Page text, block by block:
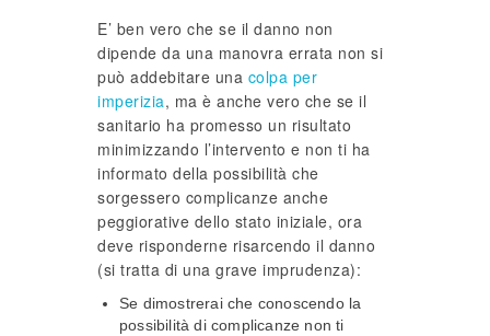
E’ ben vero che se il danno non
dipende da una manovra errata non si
può addebitare una colpa per
imperizia, ma è anche vero che se il
sanitario ha promesso un risultato
minimizzando l’intervento e non ti ha
informato della possibilità che
sorgessero complicanze anche
peggiorative dello stato iniziale, ora
deve risponderne risarcendo il danno
(si tratta di una grave imprudenza):
Se dimostrerai che conoscendo la
possibilità di complicanze non ti